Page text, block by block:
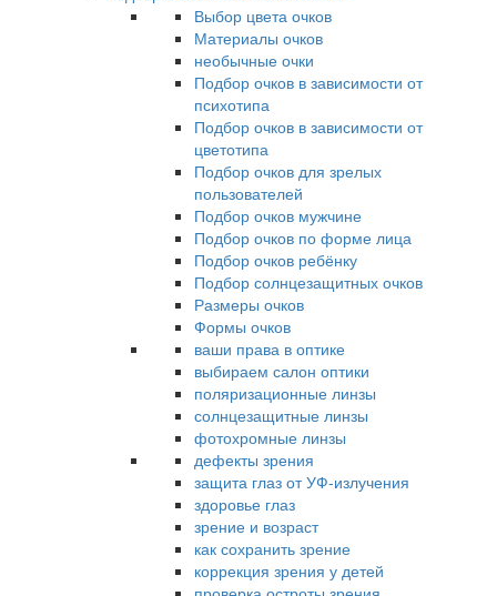
Выбор цвета очков
Материалы очков
необычные очки
Подбор очков в зависимости от
психотипа
Подбор очков в зависимости от
цветотипа
Подбор очков для зрелых
пользователей
Подбор очков мужчине
Подбор очков по форме лица
Подбор очков ребёнку
Подбор солнцезащитных очков
Размеры очков
Формы очков
ваши права в оптике
выбираем салон оптики
поляризационные линзы
солнцезащитные линзы
фотохромные линзы
дефекты зрения
защита глаз от УФ-излучения
здоровье глаз
зрение и возраст
как сохранить зрение
коррекция зрения у детей